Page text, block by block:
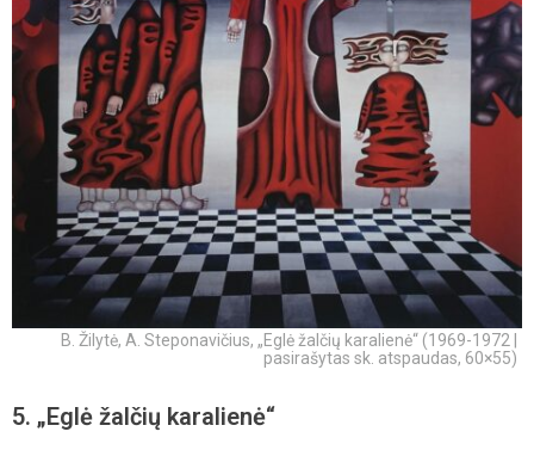
B. Žilytė, A. Steponavičius, „Eglė žalčių karalienė“ (1969-1972 |
pasirašytas sk. atspaudas, 60×55)
5. „Eglė žalčių karalienė“